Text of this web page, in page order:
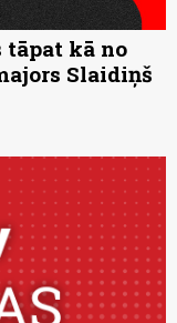
kā no
Slaidiņš